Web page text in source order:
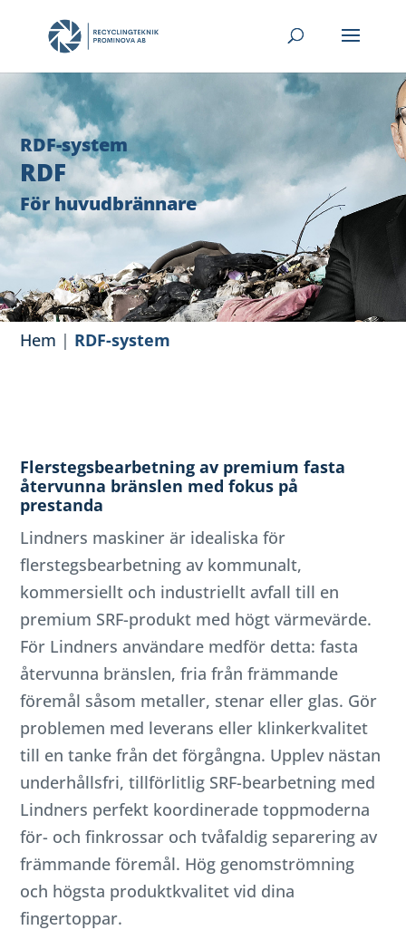
RDF-system
RDF
För huvudbrännare
Hem | RDF-system
Flerstegsbearbetning av premium fasta
återvunna bränslen med fokus på
prestanda
Lindners maskiner är idealiska för
flerstegsbearbetning av kommunalt,
kommersiellt och industriellt avfall till en
premium SRF-produkt med högt värmevärde.
För Lindners användare medför detta: fasta
återvunna bränslen, fria från främmande
föremål såsom metaller, stenar eller glas. Gör
problemen med leverans eller klinkerkvalitet
till en tanke från det förgångna. Upplev nästan
underhållsfri, tillförlitlig SRF-bearbetning med
Lindners perfekt koordinerade toppmoderna
för- och finkrossar och tvåfaldig separering av
främmande föremål. Hög genomströmning
och högsta produktkvalitet vid dina
fingertoppar.